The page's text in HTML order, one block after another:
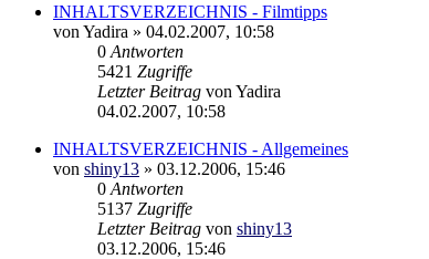
INHALTSVERZEICHNIS - Filmtipps
von Yadira » 04.02.2007, 10:58
0 Antworten
5421 Zugriffe
Letzter Beitrag von Yadira
04.02.2007, 10:58
INHALTSVERZEICHNIS - Allgemeines
von shiny13 » 03.12.2006, 15:46
0 Antworten
5137 Zugriffe
Letzter Beitrag von shiny13
03.12.2006, 15:46